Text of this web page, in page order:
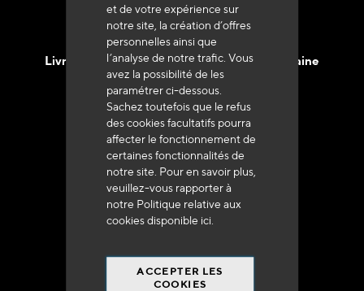
et de votre expérience sur
notre site, la création d’offres
personnelles ainsi que
l’analyse de notre trafic. Vous
avez la possibilité de les
paramétrer ci-dessous.
Sachez toutefois que le refus
des cookies facultatifs pourra
affecter le fonctionnement de
certaines fonctionnalités de
notre site. Pour en savoir plus,
veuillez-vous rapporter à
notre Politique relative aux
cookies disponible ici
ACCEPTER LES
COOKIES
Livraison en 48h à 72h en France Métropolitaine
Franco de port
à 250 euros*